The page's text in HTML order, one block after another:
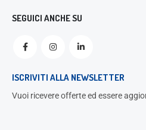
SEGUICI ANCHE SU
ISCRIVITI ALLA NEWSLETTER
Vuoi ricevere offerte ed essere